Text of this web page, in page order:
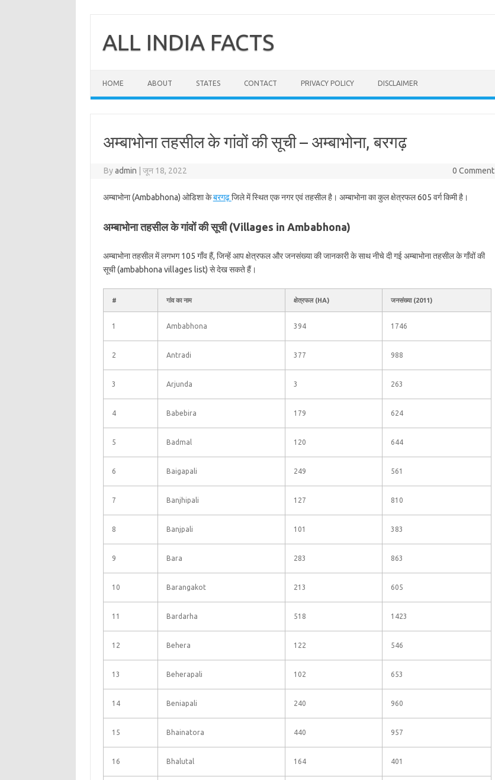
contentALL INDIA FACTS
HOME ABOUT STATES CONTACT PRIVACY POLICY DISCLAIMER
अम्बाभोना तहसील के गांवों की सूची – अम्बाभोना, बरगढ़
Byadmin जून 18, 2022 0 Comment
अम्बाभोना (Ambabhona) ओडिशा केबरगढ़जिले में स्थित एक नगर एवं तहसील है। अम्बाभोना का कुल क्षेत्रफल 605 वर्ग किमी है।
अम्बाभोना तहसील के गांवों की सूची (Villages in Ambabhona)
अम्बाभोना तहसील में लगभग 105 गाँव हैं, जिन्हें आप क्षेत्रफल और जनसंख्या की जानकारी के साथ नीचे दी गई अम्बाभोना तहसील के गाँवों की
सूची (ambabhona villages list) से देख सकते हैं।
# गांव का नाम क्षेत्रफल (HA) जनसंख्या (2011)
1 Ambabhona 394 1746
2 Antradi 377 988
3 Arjunda 3 263
4 Babebira 179 624
5 Badmal 120 644
6 Baigapali 249 561
7 Banjhipali 127 810
8 Banjpali 101 383
9 Bara 283 863
10 Barangakot 213 605
11 Bardarha 518 1423
12 Behera 122 546
13 Beherapali 102 653
14 Beniapali 240 960
15 Bhainatora 440 957
16 Bhalutal 164 401